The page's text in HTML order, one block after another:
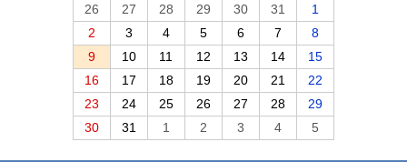
26
27 28 29 30 31
1
2
3 4 5 6 7
8
9
10 11 12 13 14
15
16
17 18 19 20 21
22
23
24 25 26 27 28
29
30
31 1 2 3 4 5